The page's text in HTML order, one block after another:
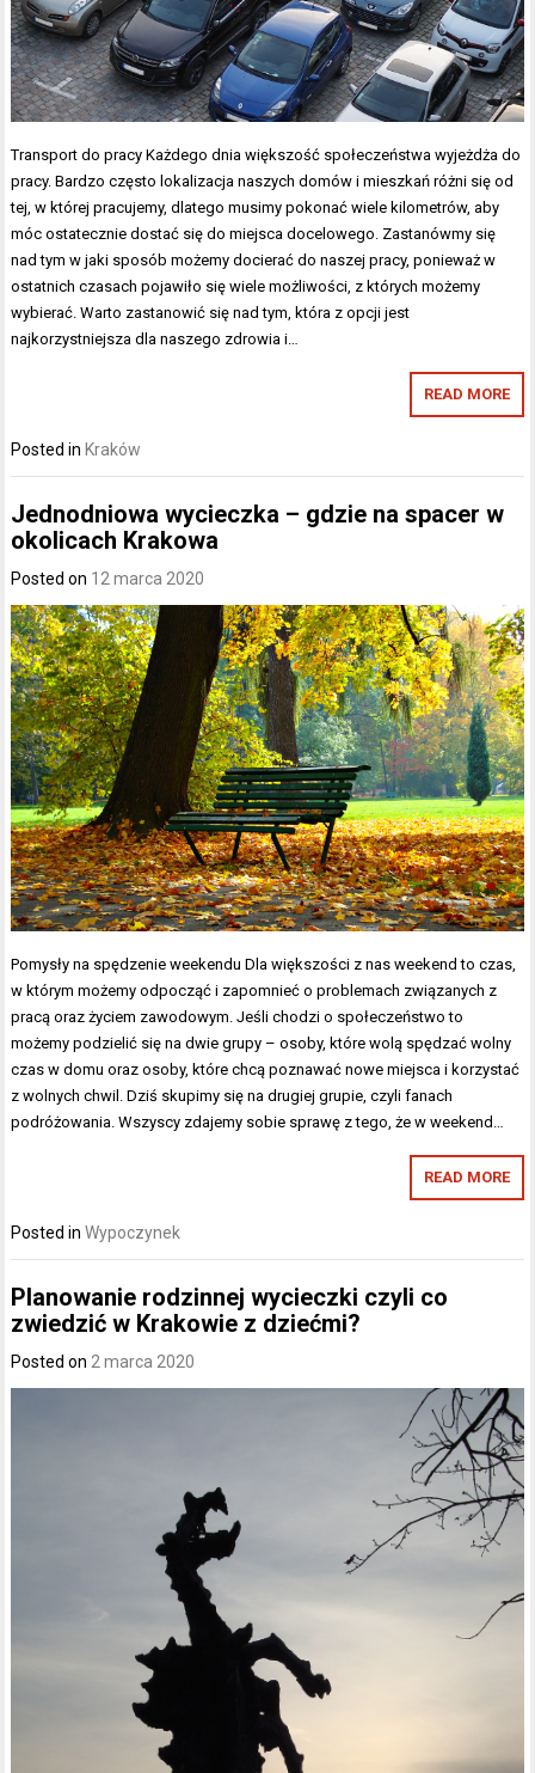
Transport do pracy Każdego dnia większość społeczeństwa wyjeżdża do
pracy. Bardzo często lokalizacja naszych domów i mieszkań różni się od
tej, w której pracujemy, dlatego musimy pokonać wiele kilometrów, aby
móc ostatecznie dostać się do miejsca docelowego. Zastanówmy się
nad tym w jaki sposób możemy docierać do naszej pracy, ponieważ w
ostatnich czasach pojawiło się wiele możliwości, z których możemy
wybierać. Warto zastanowić się nad tym, która z opcji jest
najkorzystniejsza dla naszego zdrowia i…
READ MORE
Posted in Kraków
Jednodniowa wycieczka – gdzie na spacer w
okolicach Krakowa
Posted on 12 marca 2020
Pomysły na spędzenie weekendu Dla większości z nas weekend to czas,
w którym możemy odpocząć i zapomnieć o problemach związanych z
pracą oraz życiem zawodowym. Jeśli chodzi o społeczeństwo to
możemy podzielić się na dwie grupy – osoby, które wolą spędzać wolny
czas w domu oraz osoby, które chcą poznawać nowe miejsca i korzystać
z wolnych chwil. Dziś skupimy się na drugiej grupie, czyli fanach
podróżowania. Wszyscy zdajemy sobie sprawę z tego, że w weekend…
READ MORE
Posted inWypoczynek
Planowanie rodzinnej wycieczki czyli co
zwiedzić w Krakowie z dziećmi?
Posted on 2 marca 2020